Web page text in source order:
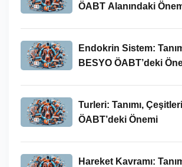
ÖABT Alanındaki
Endokrin Sistem:
BESYO ÖABT’deki
Turleri: Tanımı,
ÖABT’deki Önemi
Hareket Kavramı: